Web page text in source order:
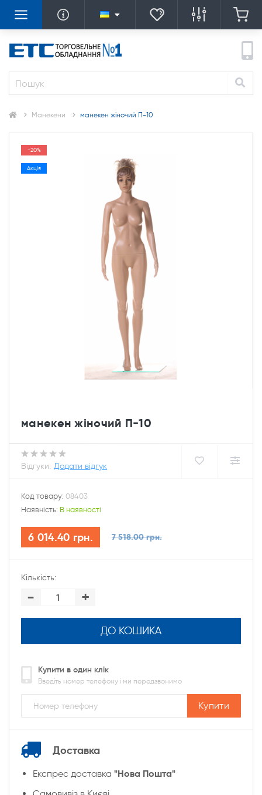
Манекени манекен жіночий П-10
-20%
Акція
манекен жіночий П-10
Відгуки: Додати відгук
Код товару: 08403
Наявність: В наявності
6 014.40 грн. 7 518.00 грн.
Кількість:
- +
ДО КОШИКА
Купити в один клік
Введіть номер телефону і ми передзвонимо
Купити
Доставка
Експрес доставка "Нова Пошта"